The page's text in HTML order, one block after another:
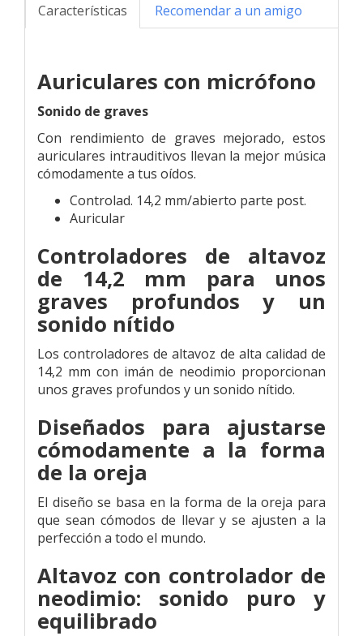
Características Recomendar a un amigo
Auriculares con micrófono
Sonido de graves
Con rendimiento de graves mejorado, estos
auriculares intrauditivos llevan la mejor música
cómodamente a tus oídos.
Controlad. 14,2 mm/abierto parte post.
Auricular
Controladores de altavoz
de 14,2 mm para unos
graves profundos y un
sonido nítido
Los controladores de altavoz de alta calidad de
14,2 mm con imán de neodimio proporcionan
unos graves profundos y un sonido nítido.
Diseñados para ajustarse
cómodamente a la forma
de la oreja
El diseño se basa en la forma de la oreja para
que sean cómodos de llevar y se ajusten a la
perfección a todo el mundo.
Altavoz con controlador de
neodimio: sonido puro y
equilibrado